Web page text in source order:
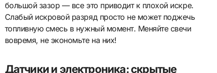
большой зазор — все это приводит к плохой искре.
Слабый искровой разряд просто не может поджечь
топливную смесь в нужный момент. Меняйте свечи
вовремя, не экономьте на них!
Датчики и электроника: скрытые